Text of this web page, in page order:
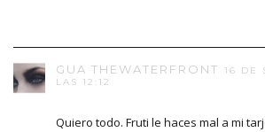
GUA THEWATERFRONT
16 DE
LAS 12:12
Quiero todo. Fruti le haces mal a mi